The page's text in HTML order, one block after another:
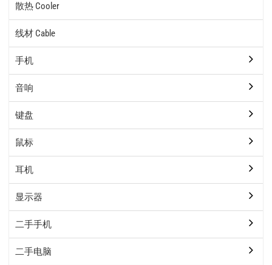
散热 Cooler
线材 Cable
手机
音响
键盘
鼠标
耳机
显示器
二手手机
二手电脑